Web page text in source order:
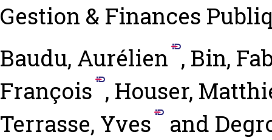
Gestion & Finances
Baudu, Aurélien , Bin,
François , Houser,
Terrasse, Yves
and